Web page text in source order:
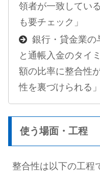
領者が一致してい
も要チェック」
銀行・貸金業の
と通帳入金のタイ
額の比率に整合性
性を裏づけられる」
使う場面・工程
整合性は以下の工程